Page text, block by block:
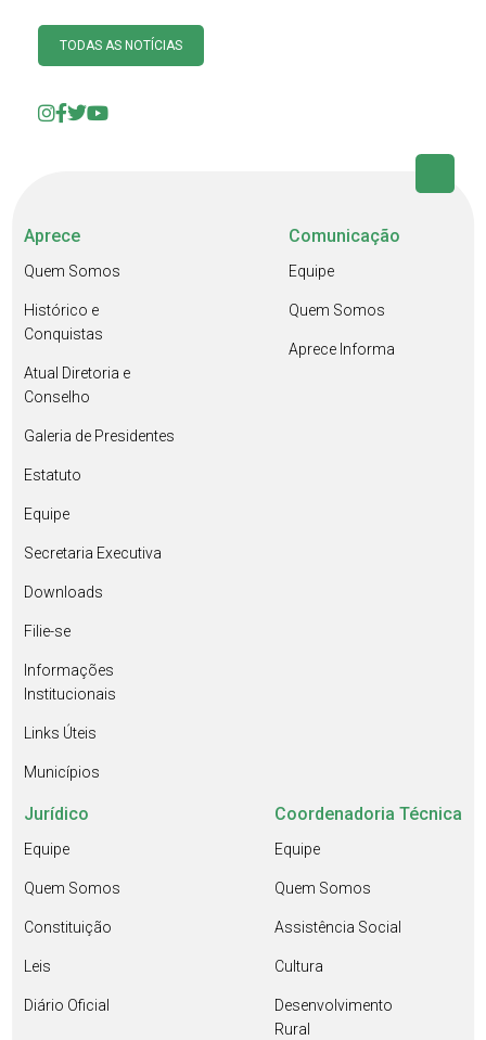
TODAS AS NOTÍCIAS
Aprece
Quem Somos
Histórico e
Conquistas
Atual Diretoria e
Conselho
Galeria de Presidentes
Estatuto
Equipe
Secretaria Executiva
Downloads
Filie-se
Informações
Institucionais
Links Úteis
Municípios
Comunicação
Equipe
Quem Somos
Aprece Informa
Jurídico
Equipe
Quem Somos
Constituição
Leis
Diário Oficial
Coordenadoria Técnica
Equipe
Quem Somos
Assistência Social
Cultura
Desenvolvimento
Rural